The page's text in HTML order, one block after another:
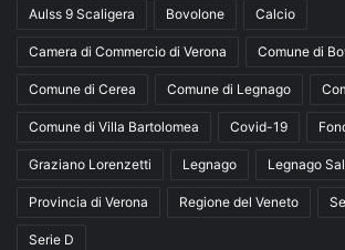
Aulss 9 Scaligera Bovolone Calcio
Camera di Commercio di Verona Comune di
Comune di Cerea Comune di Legnago
Comune di Villa Bartolomea Covid-19
Graziano Lorenzetti Legnago Legnago
Provincia di Verona Regione del Veneto
Serie D